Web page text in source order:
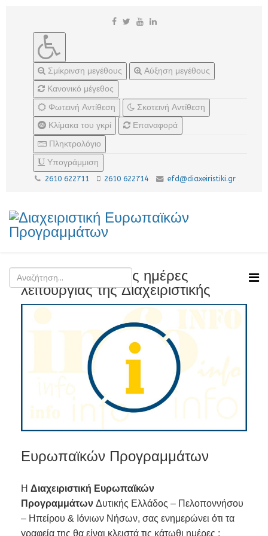
Σμίκρινση μεγέθους
Αύξηση μεγέθους
Κανονικό μέγεθος
Φωτεινή Αντίθεση
Σκοτεινή Αντίθεση
Κλίμακα του γκρί
Επαναφορά
Πληκτρολόγιο
Υπογράμμιση
2610 622711 2610 622714 efd@diaxeiristiki.gr
Ενημέρωση για τις ημέρες
λειτουργίας της Διαχειριστικής
Ευρωπαϊκών Προγραμμάτων
Η Διαχειριστική Ευρωπαϊκών
Προγραμμάτων Δυτικής Ελλάδος – Πελοποννήσου
– Ηπείρου & Ιόνιων Νήσων, σας ενημερώνει ότι τα
γραφεία της θα είναι κλειστά τις κάτωθι ημέρες :